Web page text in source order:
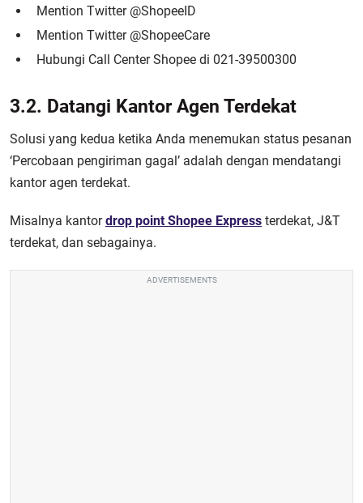
Mention Twitter @ShopeeID
Mention Twitter @ShopeeCare
Hubungi Call Center Shopee di 021-39500300
3.2. Datangi Kantor Agen Terdekat
Solusi yang kedua ketika Anda menemukan status pesanan
‘Percobaan pengiriman gagal’ adalah dengan mendatangi
kantor agen terdekat.
Misalnya kantordrop point Shopee Express terdekat, J&T
terdekat, dan sebagainya.
ADVERTISEMENTS